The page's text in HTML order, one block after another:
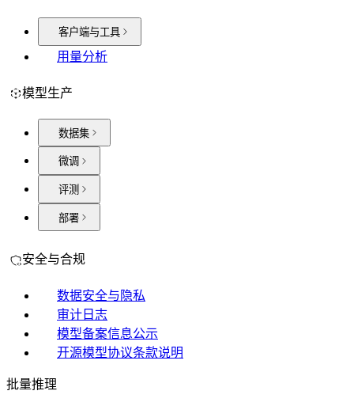
客户端与工具
用量分析
模型生产
数据集
微调
评测
部署
安全与合规
数据安全与隐私
审计日志
模型备案信息公示
开源模型协议条款说明
批量推理